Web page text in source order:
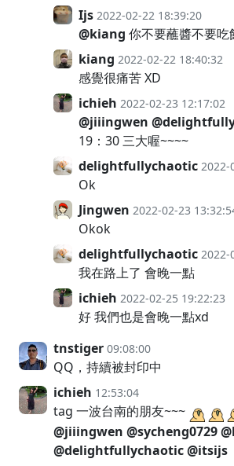
Ijs 2022-02-22 18:39:20
@kiang 你不要蘸醬不要吃
kiang 2022-02-22 18:40:32
感覺很痛苦 XD
ichieh 2022-02-23 12:17:02
@jiiingwen
19：30 三大喔~~~~
delightfullychaotic 2022-
Ok
Jingwen 2022-02-23
Okok
delightfullychaotic 2022-
我在路上了 會晚一點
ichieh 2022-02-25 19:22:23
好 我們也是會晚一點xd
tnstiger 09:08:00
QQ，持續被封印中
ichieh 12:53:04
tag 一波台南的朋友~~~
@jiiingwen @sycheng0729
@delightfullychaotic@itsijs